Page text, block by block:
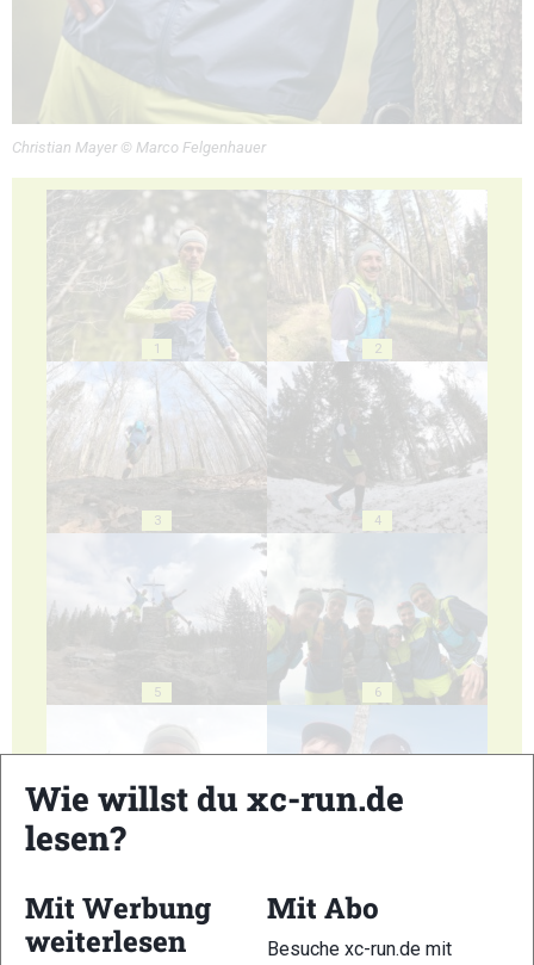
Christian Mayer © Marco Felgenhauer
1 2
3 4
5 6
Wie willst du xc-run.de
lesen?
Mit Werbung
weiterlesen
Mit Abo
Besuche xc-run.de mit